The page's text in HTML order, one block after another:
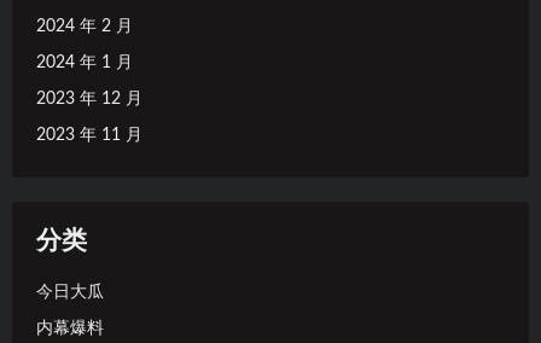
2024 年 2 月
2024 年 1 月
2023 年 12 月
2023 年 11 月
分类
今日大瓜
内幕爆料